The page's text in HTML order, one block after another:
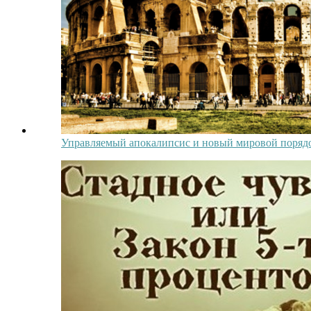
Управляемый апокалипсис и новый мировой